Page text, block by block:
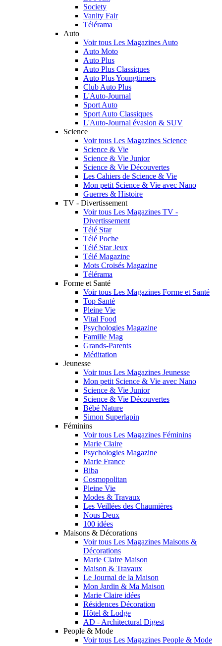
Society
Vanity Fair
Télérama
Auto
Voir tous Les Magazines Auto
Auto Moto
Auto Plus
Auto Plus Classiques
Auto Plus Youngtimers
Club Auto Plus
L'Auto-Journal
Sport Auto
Sport Auto Classiques
L'Auto-Journal évasion & SUV
Science
Voir tous Les Magazines Science
Science & Vie
Science & Vie Junior
Science & Vie Découvertes
Les Cahiers de Science & Vie
Mon petit Science & Vie avec Nano
Guerres & Histoire
TV - Divertissement
Voir tous Les Magazines TV -
Divertissement
Télé Star
Télé Poche
Télé Star Jeux
Télé Magazine
Mots Croisés Magazine
Télérama
Forme et Santé
Voir tous Les Magazines Forme et Santé
Top Santé
Pleine Vie
Vital Food
Psychologies Magazine
Famille Mag
Grands-Parents
Méditation
Jeunesse
Voir tous Les Magazines Jeunesse
Mon petit Science & Vie avec Nano
Science & Vie Junior
Science & Vie Découvertes
Bébé Nature
Simon Superlapin
Féminins
Voir tous Les Magazines Féminins
Marie Claire
Psychologies Magazine
Marie France
Biba
Cosmopolitan
Pleine Vie
Modes & Travaux
Les Veillées des Chaumières
Nous Deux
100 idées
Maisons & Décorations
Voir tous Les Magazines Maisons &
Décorations
Marie Claire Maison
Maison & Travaux
Le Journal de la Maison
Mon Jardin & Ma Maison
Marie Claire idées
Résidences Décoration
Hôtel & Lodge
AD - Architectural Digest
People & Mode
Voir tous Les Magazines People & Mode